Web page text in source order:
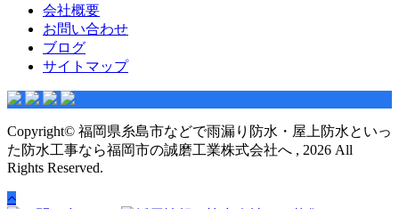
会社概要
お問い合わせ
ブログ
サイトマップ
Copyright© 福岡県糸島市などで雨漏り防水・屋上防水といっ
た防水工事なら福岡市の誠磨工業株式会社へ , 2026 All
Rights Reserved.